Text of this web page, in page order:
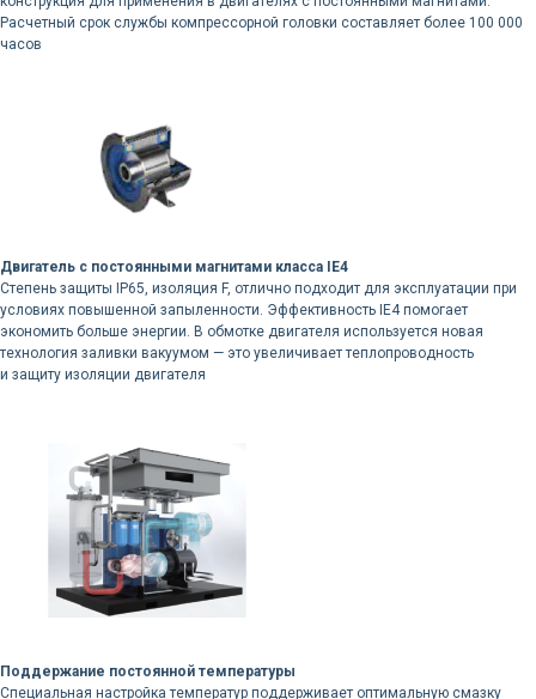
Расчетный срок службы компрессорной головки составляет более 100 000
часов
Двигатель с постоянными магнитами класса IE4
Степень защиты IP65, изоляция F, отлично подходит для эксплуатации при
условиях повышенной запыленности. Эффективность IE4 помогает
экономить больше энергии. В обмотке двигателя используется новая
технология заливки вакуумом — это увеличивает теплопроводность
и защиту изоляции двигателя
Поддержание постоянной температуры
Специальная настройка температур поддерживает оптимальную смазку